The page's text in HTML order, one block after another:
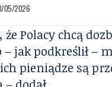
05/2026
że Polacy chcą
jak podkreślił –
pieniądze są